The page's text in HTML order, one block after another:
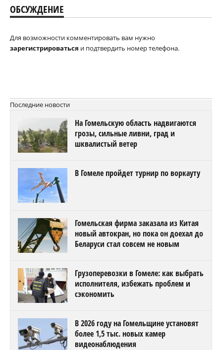
ОБСУЖДЕНИЕ
Для возможности комментировать вам нужно
зарегистрироваться и подтвердить номер телефона.
Последние новости
На Гомельскую область надвигаются
грозы, сильные ливни, град и
шквалистый ветер
В Гомеле пройдет турнир по воркауту
Гомельская фирма заказала из Китая
новый автокран, но пока он доехал до
Беларуси стал совсем не новым
Грузоперевозки в Гомеле: как выбрать
исполнителя, избежать проблем и
сэкономить
В 2026 году на Гомельщине установят
более 1,5 тыс. новых камер
видеонаблюдения